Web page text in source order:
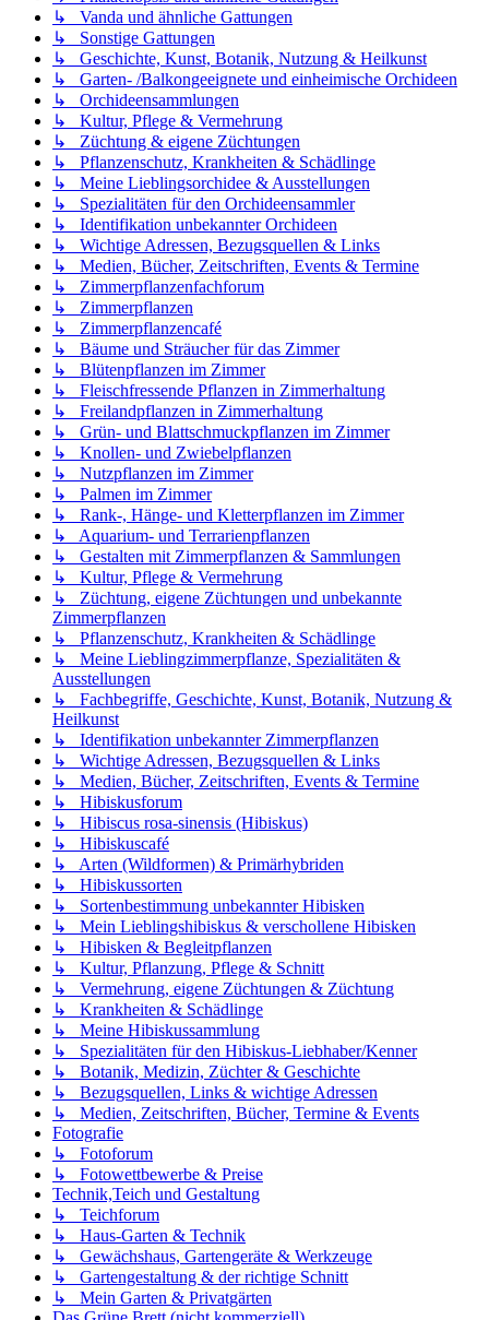
↳ Vanda und ähnliche Gattungen
↳ Sonstige Gattungen
↳ Geschichte, Kunst, Botanik, Nutzung & Heilkunst
↳ Garten- /Balkongeeignete und einheimische Orchideen
↳ Orchideensammlungen
↳ Kultur, Pflege & Vermehrung
↳ Züchtung & eigene Züchtungen
↳ Pflanzenschutz, Krankheiten & Schädlinge
↳ Meine Lieblingsorchidee & Ausstellungen
↳ Spezialitäten für den Orchideensammler
↳ Identifikation unbekannter Orchideen
↳ Wichtige Adressen, Bezugsquellen & Links
↳ Medien, Bücher, Zeitschriften, Events & Termine
↳ Zimmerpflanzenfachforum
↳ Zimmerpflanzen
↳ Zimmerpflanzencafé
↳ Bäume und Sträucher für das Zimmer
↳ Blütenpflanzen im Zimmer
↳ Fleischfressende Pflanzen in Zimmerhaltung
↳ Freilandpflanzen in Zimmerhaltung
↳ Grün- und Blattschmuckpflanzen im Zimmer
↳ Knollen- und Zwiebelpflanzen
↳ Nutzpflanzen im Zimmer
↳ Palmen im Zimmer
↳ Rank-, Hänge- und Kletterpflanzen im Zimmer
↳ Aquarium- und Terrarienpflanzen
↳ Gestalten mit Zimmerpflanzen & Sammlungen
↳ Kultur, Pflege & Vermehrung
↳ Züchtung, eigene Züchtungen und unbekannte
Zimmerpflanzen
↳ Pflanzenschutz, Krankheiten & Schädlinge
↳ Meine Lieblingzimmerpflanze, Spezialitäten &
Ausstellungen
↳ Fachbegriffe, Geschichte, Kunst, Botanik, Nutzung &
Heilkunst
↳ Identifikation unbekannter Zimmerpflanzen
↳ Wichtige Adressen, Bezugsquellen & Links
↳ Medien, Bücher, Zeitschriften, Events & Termine
↳ Hibiskusforum
↳ Hibiscus rosa-sinensis (Hibiskus)
↳ Hibiskuscafé
↳ Arten (Wildformen) & Primärhybriden
↳ Hibiskussorten
↳ Sortenbestimmung unbekannter Hibisken
↳ Mein Lieblingshibiskus & verschollene Hibisken
↳ Hibisken & Begleitpflanzen
↳ Kultur, Pflanzung, Pflege & Schnitt
↳ Vermehrung, eigene Züchtungen & Züchtung
↳ Krankheiten & Schädlinge
↳ Meine Hibiskussammlung
↳ Spezialitäten für den Hibiskus-Liebhaber/Kenner
↳ Botanik, Medizin, Züchter & Geschichte
↳ Bezugsquellen, Links & wichtige Adressen
↳ Medien, Zeitschriften, Bücher, Termine & Events
Fotografie
↳ Fotoforum
↳ Fotowettbewerbe & Preise
Technik,Teich und Gestaltung
↳ Teichforum
↳ Haus-Garten & Technik
↳ Gewächshaus, Gartengeräte & Werkzeuge
↳ Gartengestaltung & der richtige Schnitt
↳ Mein Garten & Privatgärten